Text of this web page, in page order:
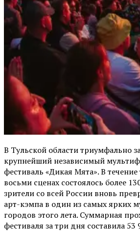
В Тульской области триумфально
крупнейший независимый
фестиваль «Дикая Мята». В
восьми сценах состоялось более
зрители со всей России вновь
арт-кэмпа в один из самых ярких
городов этого лета. Суммарная
фестиваля за три дня составила 53